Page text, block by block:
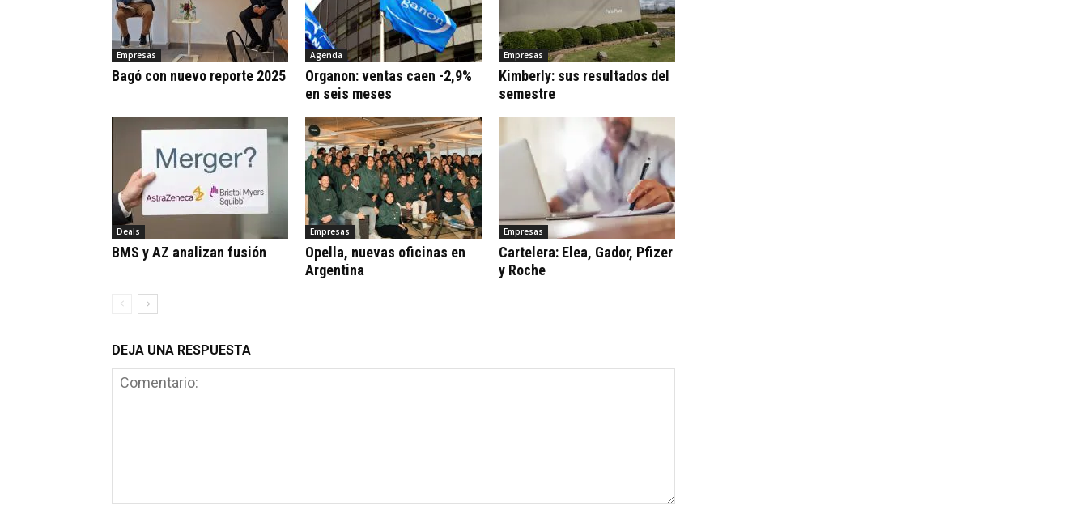
Empresas
Bagó con nuevo reporte 2025
Agenda
Organon: ventas caen -2,9%
en seis meses
Empresas
Kimberly: sus resultados del
semestre
Deals
BMS y AZ analizan fusión
Empresas
Opella, nuevas oficinas en
Argentina
Empresas
Cartelera: Elea, Gador, Pfizer
y Roche
DEJA UNA RESPUESTA